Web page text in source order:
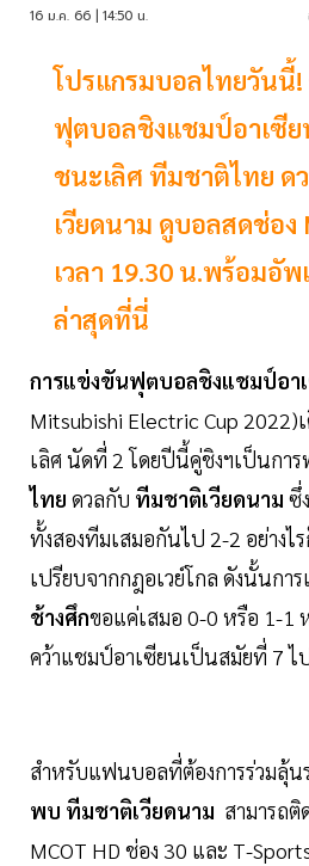
16 ม.ค. 66 | 14:50 น.
โปรแกรมบอลไทยวันนี้
ฟุตบอลชิงแชมป์อาเซีย
ชนะเลิศ ทีมชาติไทย ด
เวียดนาม ดูบอลสดช่อง
เวลา 19.30 น.พร้อมอั
ล่าสุดที่นี่
การแข่งขันฟุตบอลชิงแชมป์อา
Mitsubishi Electric Cup 2022)
เลิศ นัดที่ 2 โดยปีนี้คู่ชิงฯเป็นกา
ไทย ดวลกับ ทีมชาติเวียดนาม ซึ่
ทั้งสองทีมเสมอกันไป 2-2 อย่างไ
เปรียบจากกฎอเวย์โกล ดังนั้นกา
ช้างศึกขอแค่เสมอ 0-0 หรือ 1-1
คว้าแชมป์อาเซียนเป็นสมัยที่ 7 ไ
สำหรับแฟนบอลที่ต้องการร่วมลุ้น
พบ ทีมชาติเวียดนาม สามารถ
MCOT HD ช่อง 30 และ T-